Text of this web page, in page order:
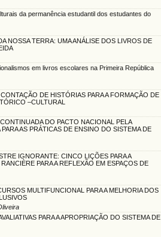
da permanência estudantil dos estudantes do
NOSSA TERRA: UMA ANÁLISE DOS LIVROS DE
em livros escolares na Primeira República
DE HISTÓRIAS PARA A FORMAÇÃO DE
–CULTURAL
DO PACTO NACIONAL PELA
AS PRÁTICAS DE ENSINO DO SISTEMA DE
IGNORANTE: CINCO LIÇÕES PARA A
PARA A REFLEXÃO EM ESPAÇOS DE
MULTIFUNCIONAL PARA A MELHORIA DOS
PARA A APROPRIAÇÃO DO SISTEMA DE